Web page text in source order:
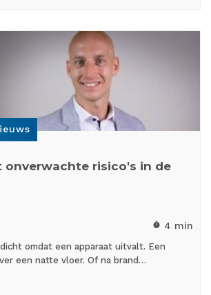
onverwachte risico's in de
timer 4 min
omdat een apparaat uitvalt. Een
een natte vloer. Of na brand…